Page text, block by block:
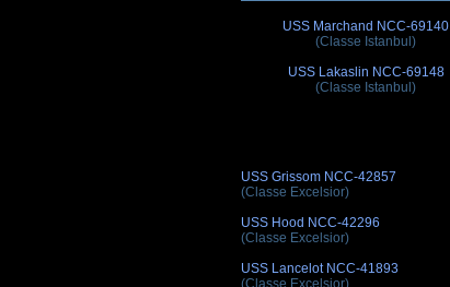
USS Marchand NCC-69140
(Classe Istanbul)
USS Lakaslin NCC-69148
(Classe Istanbul)
USS Grissom NCC-42857
(Classe Excelsior)
USS Hood NCC-42296
(Classe Excelsior)
USS Lancelot NCC-41893
(Classe Excelsior)